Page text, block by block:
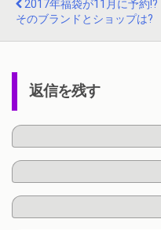
2017年福袋が11月に予約!?
そのブランドとショップは?
返信を残す